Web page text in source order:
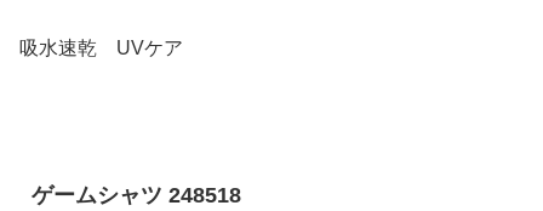
吸水速乾 UVケア
ゲームシャツ 248518